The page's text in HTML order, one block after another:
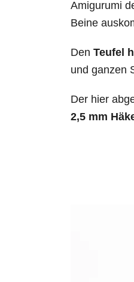
Amigurumi
Beine
Den Teufel
und ganzen
Der hier
2,5 mm